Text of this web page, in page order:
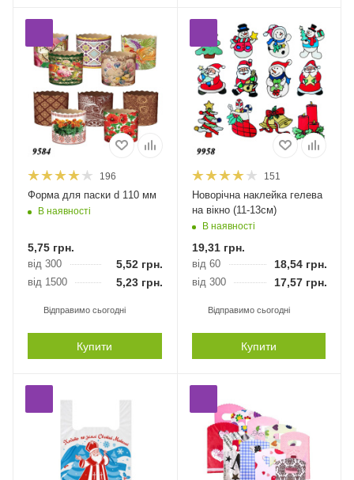
196
Форма для паски d 110 мм
В наявності
5,75 грн.
від 300 5,52грн.
від 1500 5,23грн.
Відправимо сьогодні
Купити
151
Новорічна наклейка гелева
на вікно (11-13см)
В наявності
19,31грн.
від 60 18,54грн.
від 300 17,57грн.
Відправимо сьогодні
Купити